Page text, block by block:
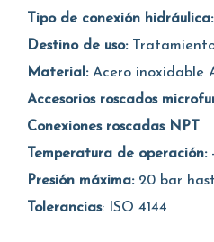
Tipo de conexión hidráulica:
Destino de uso:
Material: Acero inoxidable
Accesorios roscados
Conexiones roscadas NPT
Temperatura de operación:
Presión máxima:20 bar
Tolerancias: ISO 4144